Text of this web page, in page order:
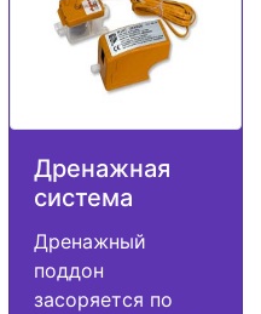
Дренажная
система
Дренажный
поддон
засоряется по